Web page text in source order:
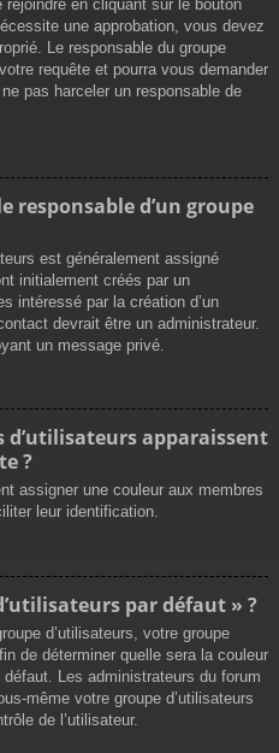
en cliquant sur le bouton
une approbation, vous devez
Le responsable du groupe
requête et pourra vous demander
pas harceler un responsable de
responsable d’un groupe
est généralement assigné
initialement créés par un
intéressé par la création d’un
devrait être un administrateur.
un message privé.
d’utilisateurs apparaissent
?
assigner une couleur aux membres
leur identification.
par défaut » ?
d’utilisateurs, votre groupe
de déterminer quelle sera la couleur
Les administrateurs du forum
même votre groupe d’utilisateurs
de l’utilisateur.